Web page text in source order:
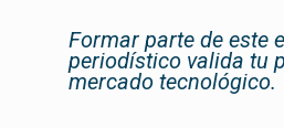
Formar parte de este
periodístico valida tu
mercado tecnológico.